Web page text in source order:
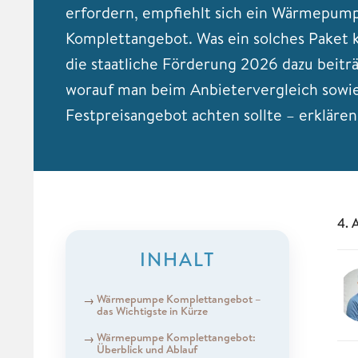
erfordern, empfiehlt sich ein
Komplettangebot. Was ein solches Paket
die staatliche Förderung 2026 dazu
worauf man beim Anbietervergleich
Festpreisangebot achten sollte –
INHALT
Wärmepumpe Komplettangebot –
das Wichtigste in Kürze
Wärmepumpe Komplettangebot:
Überblick und Ablauf
4.